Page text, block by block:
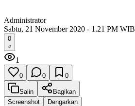
Administrator
Sabtu, 21 November 2020 - 1.21 PM WIB
0
1
0 0 0
Salin
Bagikan
Screenshot
Dengarkan